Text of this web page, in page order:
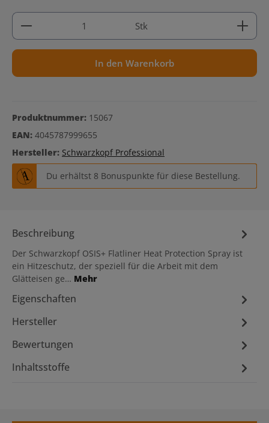
Produkt Anzahl: Gib den gewünschten Wert ein
Stk
In den Warenkorb
Produktnummer: 15067
EAN: 4045787999655
Hersteller: Schwarzkopf Professional
Du erhältst 8 Bonuspunkte für diese Bestellung.
Beschreibung
Der Schwarzkopf OSIS+ Flatliner Heat Protection Spray ist
ein Hitzeschutz, der speziell für die Arbeit mit dem
Glätteisen ge… Mehr
Eigenschaften
Hersteller
Bewertungen
Inhaltsstoffe